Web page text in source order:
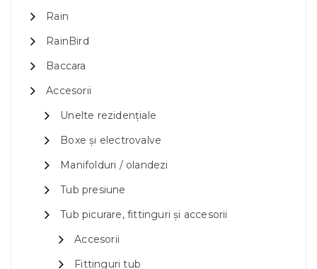
Rain
RainBird
Baccara
Accesorii
Unelte rezidențiale
Boxe și electrovalve
Manifolduri / olandezi
Tub presiune
Tub picurare, fittinguri și accesorii
Accesorii
Fittinguri tub